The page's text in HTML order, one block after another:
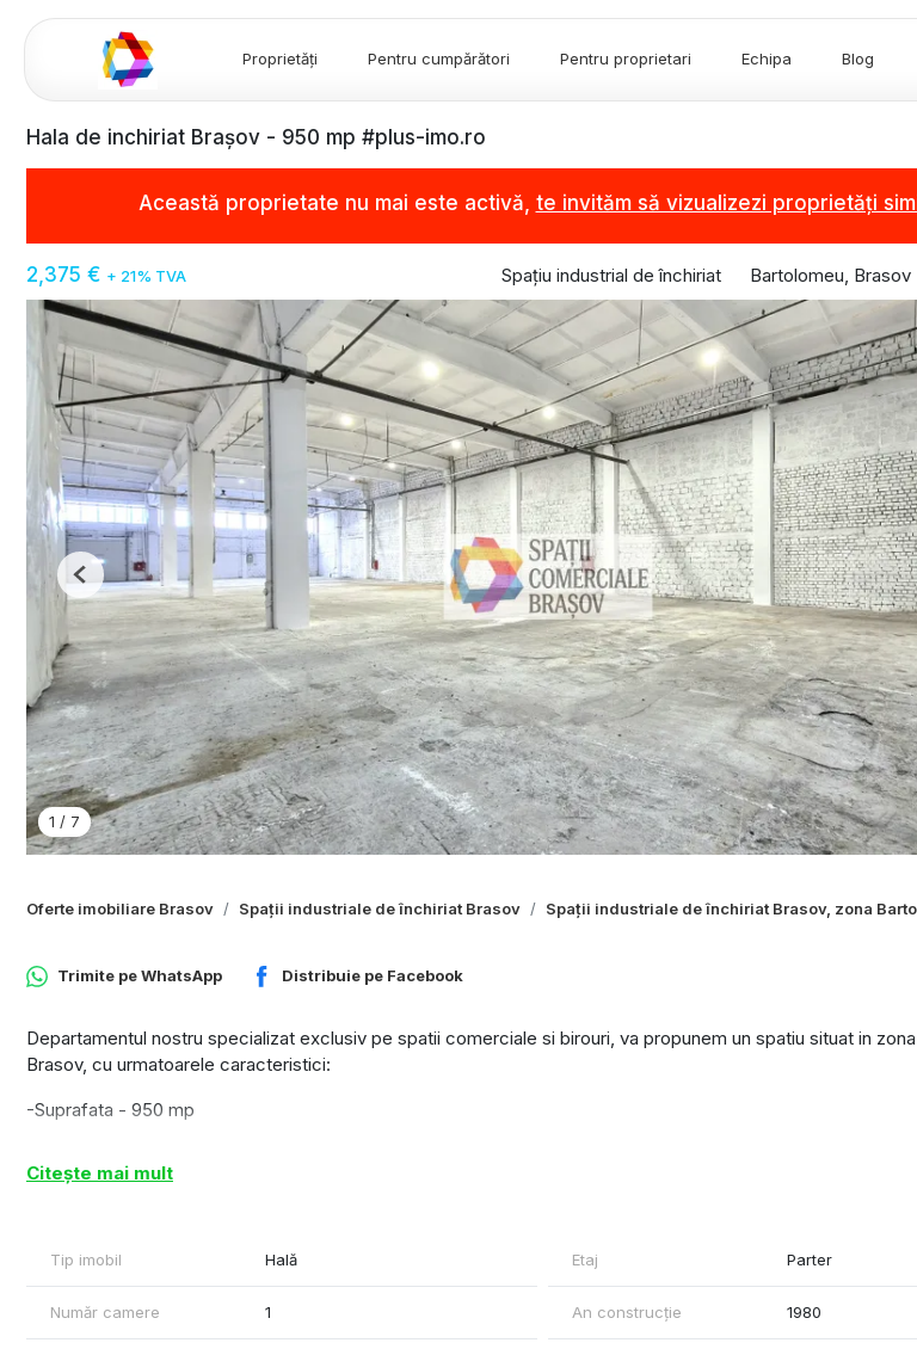
Proprietăți Pentru cumpărători Pentru proprietari Echipa Blog
Hala de inchiriat Brașov - 950 mp #plus-imo.ro
Această proprietate nu mai este activă, te invităm să vizualizezi proprietăți
2,375 € + 21% TVA Spațiu industrial de închiriat Bartolomeu, Brasov
1 / 7
Previous
Oferte imobiliare Brasov Spații industriale de închiriat Brasov Spații industriale de închiriat Brasov, zona
Trimite peWhatsApp Distribuie pe Facebook
Departamentul nostru specializat exclusiv pe spatii comerciale si birouri, va propunem un spatiu situat in
Brasov, cu urmatoarele caracteristici:
-Suprafata - 950 mp
Cu stima,
Rareș Feraru - Comercial Real Estate Specialist
Citește mai mult
Tip imobil Hală Etaj Parter
Număr camere 1 An construcție 1980